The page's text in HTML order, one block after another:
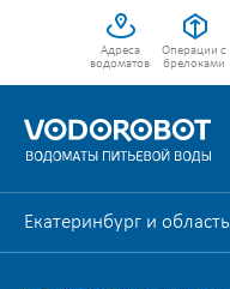
Адреса
водоматов
Операции с
брелоками
Екатеринбург и область